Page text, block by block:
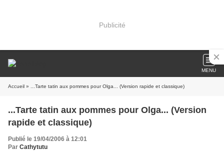
Publicité
MENU
Accueil » ...Tarte tatin aux pommes pour Olga... (Version rapide et classique)
...Tarte tatin aux pommes pour Olga... (Version
rapide et classique)
Publié le 19/04/2006 à 12:01
Par Cathytutu